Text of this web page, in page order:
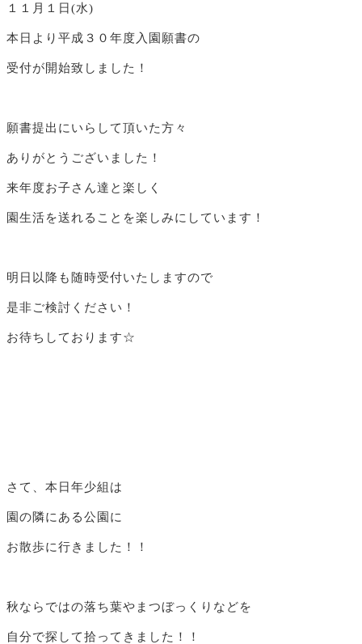
１１月１日(水)
本日より平成３０年度入園願書の
受付が開始致しました！
願書提出にいらして頂いた方々
ありがとうございました！
来年度お子さん達と楽しく
園生活を送れることを楽しみにしています！
明日以降も随時受付いたしますので
是非ご検討ください！
お待ちしております☆
さて、本日年少組は
園の隣にある公園に
お散歩に行きました！！
秋ならではの落ち葉やまつぼっくりなどを
自分で探して拾ってきました！！